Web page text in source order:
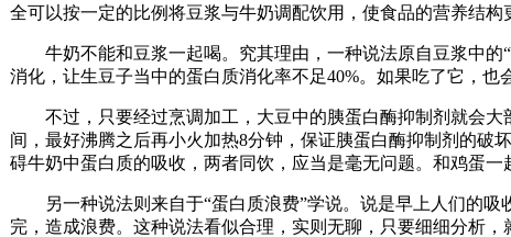
全可以按一定的比例将豆浆与牛奶调配饮用，使食品的营养结构
牛奶不能和豆浆一起喝。究其理由，一种说法原自豆浆中的“
消化，让生豆子当中的蛋白质消化率不足40%。如果吃了它，也
不过，只要经过烹调加工，大豆中的胰蛋白酶抑制剂就会大
间，最好沸腾之后再小火加热8分钟，保证胰蛋白酶抑制剂的破
碍牛奶中蛋白质的吸收，两者同饮，应当是毫无问题。和鸡蛋一
另一种说法则来自于“蛋白质浪费”学说。说是早上人们的吸
完，造成浪费。这种说法看似合理，实则无聊，只要细细分析，